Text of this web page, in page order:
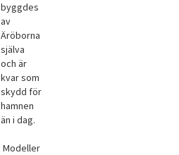
byggdes
av
Äröborna
själva
och är
kvar som
skydd för
hamnen
än i dag.
Modeller